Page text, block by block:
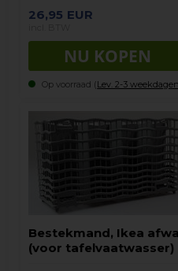
26,95 EUR
Op voorraad (Lev. 2-3 weekdagen.
Bestekmand, Ikea
(voor tafelvaatwasser)